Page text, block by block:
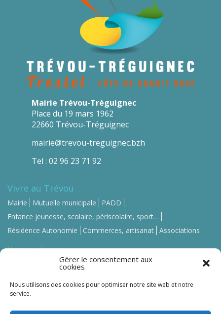
Gérer le consentement aux
cookies
Nous utilisons des cookies pour optimiser notre site web et notre
service.
Mairie Trévou-Tréguignec
Place du 19 mars 1962
22660 Trévou-Tréguignec
mairie@trevou-treguignec.bzh
Tel : 02 96 23 71 92
Vivre au Trévou
Mairie Mutuelle municipale
PADD
Enfance jeunesse, scolaire, périscolaire, sport…
Résidence Autonomie
Commerces, artisanat Associations
Votre séjour
Se restaurer Commerces, artisanat
Contact-Mairie